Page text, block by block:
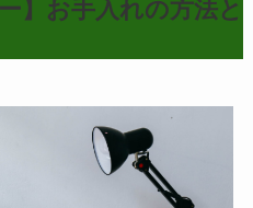
】お手入れの方法と